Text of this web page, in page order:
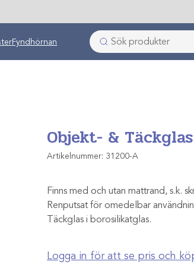
Fyndhörnan
Objekt- & Täckglas
Artikelnummer: 31200-A
Finns med och utan mattrand, s.k.
Renputsat för omedelbar
Täckglas i borosilikatglas.
Logga in för att se pris och